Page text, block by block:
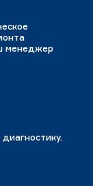
менеджер